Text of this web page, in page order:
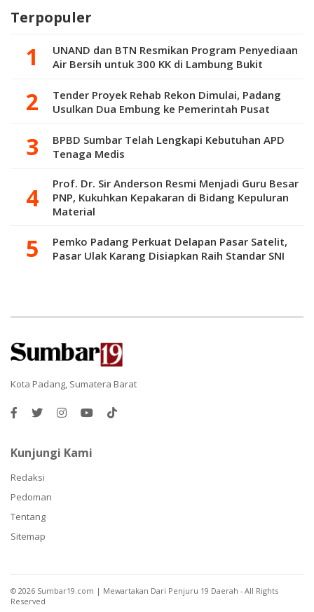
Terpopuler
UNAND dan BTN Resmikan Program Penyediaan
Air Bersih untuk 300 KK di Lambung Bukit
Tender Proyek Rehab Rekon Dimulai, Padang
Usulkan Dua Embung ke Pemerintah Pusat
BPBD Sumbar Telah Lengkapi Kebutuhan APD
Tenaga Medis
Prof. Dr. Sir Anderson Resmi Menjadi Guru Besar
PNP, Kukuhkan Kepakaran di Bidang Kepuluran
Material
Pemko Padang Perkuat Delapan Pasar Satelit,
Pasar Ulak Karang Disiapkan Raih Standar SNI
Kota Padang, Sumatera Barat
Kunjungi Kami
Redaksi
Pedoman
Tentang
Sitemap
© 2026 Sumbar19.com | Mewartakan Dari Penjuru 19 Daerah - All Rights
Reserved